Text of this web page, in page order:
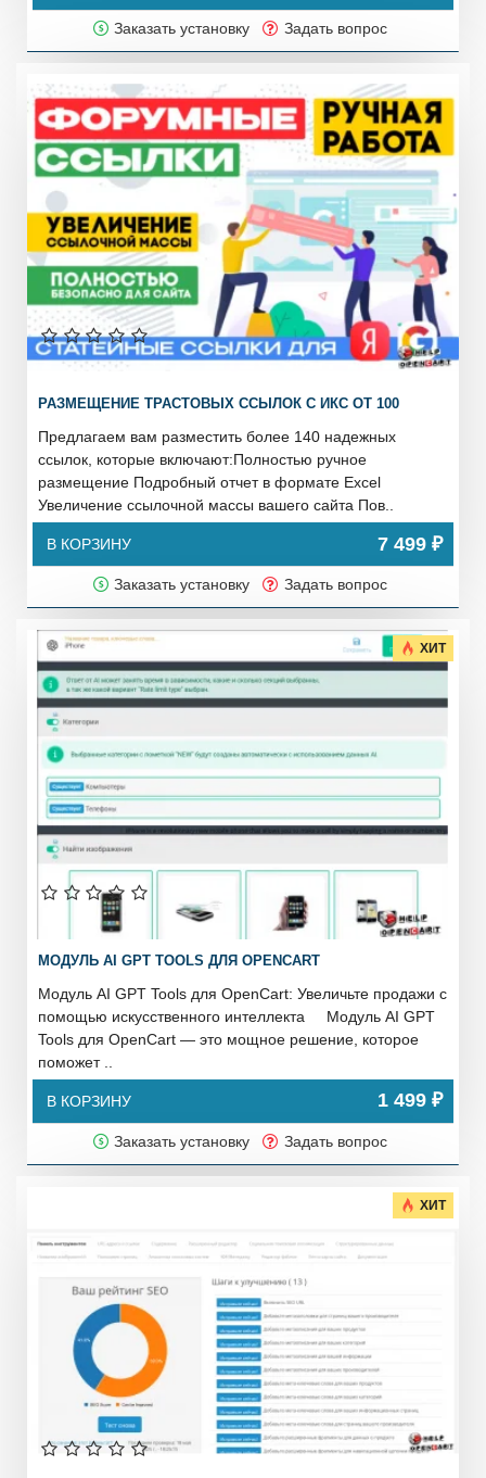
Заказать установку Задать вопрос
РАЗМЕЩЕНИЕ ТРАСТОВЫХ ССЫЛОК С ИКС ОТ 100
Предлагаем вам разместить более 140 надежных
ссылок, которые включают:Полностью ручное
размещение Подробный отчет в формате Excel
Увеличение ссылочной массы вашего сайта Пов..
В КОРЗИНУ 7 499 ₽
Заказать установку Задать вопрос
ХИТ
МОДУЛЬ AI GPT TOOLS ДЛЯ OPENCART
Модуль AI GPT Tools для OpenCart: Увеличьте продажи с
помощью искусственного интеллекта Модуль AI GPT
Tools для OpenCart — это мощное решение, которое
поможет ..
В КОРЗИНУ 1 499 ₽
Заказать установку Задать вопрос
ХИТ